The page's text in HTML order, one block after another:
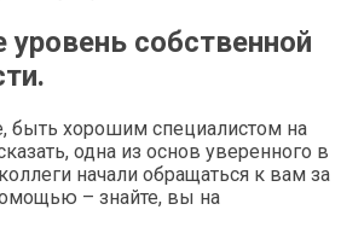
собственной
быть хорошим специалистом на
одна из основ уверенного в
начали обращаться к вам за
– знайте, вы на